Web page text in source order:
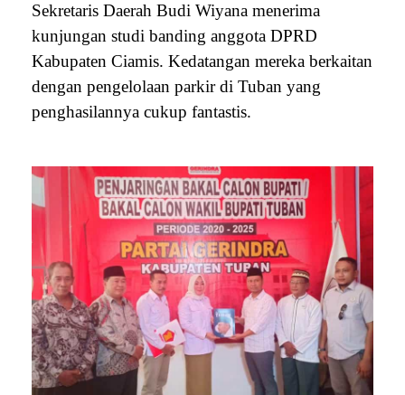
Sekretaris Daerah Budi Wiyana menerima
kunjungan studi banding anggota DPRD
Kabupaten Ciamis. Kedatangan mereka berkaitan
dengan pengelolaan parkir di Tuban yang
penghasilannya cukup fantastis.